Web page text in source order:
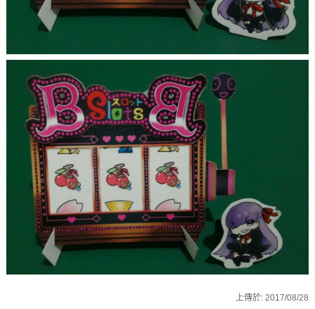
上傳於:2017/08/28